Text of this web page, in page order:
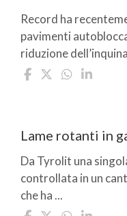
Record ha
pavimenti
riduzione
Lame rotanti in
Da Tyrolit una
controllata in un
che ha ...